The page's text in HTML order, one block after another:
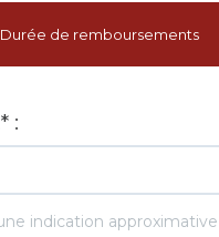
Durée de remboursements